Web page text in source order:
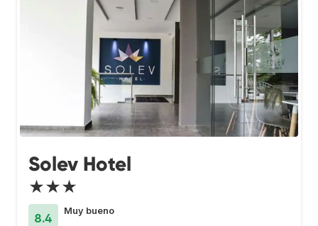
Solev Hotel
★★★
8.4
Muy bueno